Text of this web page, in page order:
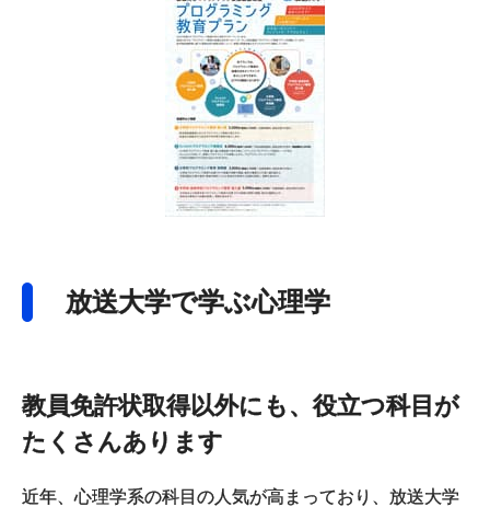
放送大学で学ぶ心理学
教員免許状取得以外にも、役立つ科目が
たくさんあります
近年、心理学系の科目の人気が高まっており、放送大学